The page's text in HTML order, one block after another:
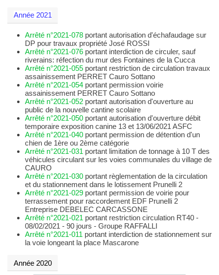
Année 2021
Arrêté n°2021-078 portant autorisation d'échafaudage sur
DP pour travaux propriété José ROSSI
Arrêté n°2021-076 portant interdiction de circuler, sauf
riverains: réfection du mur des Fontaines de la Cucca
Arrêté n°2021-055 portant restriction de circulation travaux
assainissement PERRET Cauro Sottano
Arrêté n°2021-054 portant permission voirie
assainissement PERRET Cauro Sottano
Arrêté n°2021-052 portant autorisation d'ouverture au
public de la nouvelle cantine scolaire
Arrêté n°2021-050 portant autorisation d'ouverture débit
temporaire exposition canine 13 et 13/06/2021 ASFC
Arrêté n°2021-040 portant permission de détention d'un
chien de 1ère ou 2ème catégorie
Arrêté n°2021-031 portant limitation de tonnage à 10 T des
véhicules circulant sur les voies communales du village de
CAURO
Arrêté n°2021-030 portant règlementation de la circulation
et du stationnement dans le lotissement Prunelli 2
Arrêté n°2021-029 portant permission de voirie pour
terrassement pour raccordement EDF Prunelli 2
Entreprise DEBELEC CARCASSONE
Arrêté n°2021-021 portant restriction circulation RT40 -
08/02/2021 - 90 jours - Groupe RAFFALLI
Arrêté n°2021-011 portant interdiction de stationnement sur
la voie longeant la place Mascarone
Année 2020